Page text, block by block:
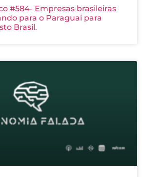
#584- Empresas brasileiras
para o Paraguai para
Brasil.